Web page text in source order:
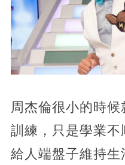
周杰倫很小的時
訓練，只是學業不
給人端盤子維持生